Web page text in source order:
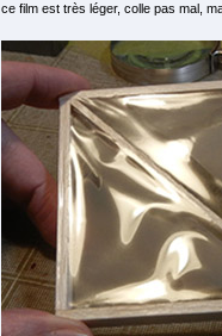
ce film est très léger, colle pas mal,